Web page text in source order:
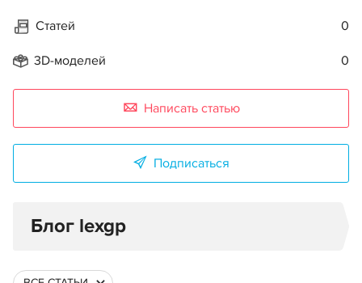
Статей 0
3D-моделей 0
Написать статью
Подписаться
Блог lexgp